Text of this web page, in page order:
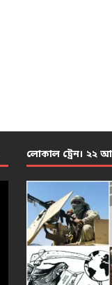
লোকাল ট্রেন। ২২